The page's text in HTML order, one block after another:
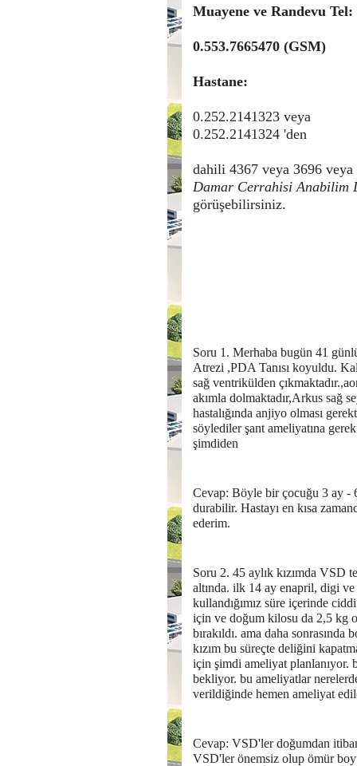
Muayene ve Randevu Tel:
0.553.7665470 (GSM)
Hastane:
0.252.2141323 veya
0.252.2141324 'den
dahili 4367 veya 3696
Damar Cerrahisi Anabilim
görüşebilirsiniz.
Soru 1. Merhaba bugün 41
Atrezi ,PDA Tanısı koyuldu.
sağ ventrikülden
akımla dolmaktadır,Arkus sağ
hastalığında anjiyo olması
söylediler şant ameliyatına
şimdiden
Cevap: Böyle bir çocuğu 3 ay -
durabilir. Hastayı en kısa
ederim.
Soru 2. 45 aylık kızımda VSD
altında. ilk 14 ay enapril, digi
kullandığımız süre içerinde
için ve doğum kilosu da 2,5 kg
bırakıldı. ama daha
kızım bu süreçte deliğini
için şimdi ameliyat planlanıyor.
bekliyor. bu ameliyatlar
verildiğinde hemen ameliyat
Cevap: VSD'ler doğumdan
VSD'ler önemsiz olup ömür